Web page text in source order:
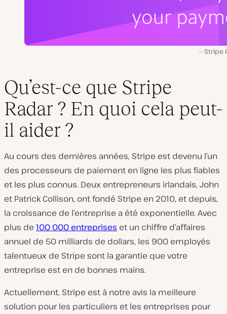
Stripe
Qu’est-ce que Stripe
Radar ? En quoi cela peut-
il aider ?
Au cours des dernières années, Stripe est devenu l’un
des processeurs de paiement en ligne les plus fiables
et les plus connus. Deux entrepreneurs irlandais, John
et Patrick Collison, ont fondé Stripe en 2010, et depuis,
la croissance de l’entreprise a été exponentielle. Avec
plus de 100 000 entreprises et un chiffre d’affaires
annuel de 50 milliards de dollars, les 900 employés
talentueux de Stripe sont la garantie que votre
entreprise est en de bonnes mains.
Actuellement, Stripe est à notre avis la meilleure
solution pour les particuliers et les entreprises pour